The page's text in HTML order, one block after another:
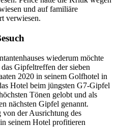
und auf familiäre
verwiesen.
wiederum möchte
Gipfeltreffen der sieben
2020 in seinem Golfhotel in
Hotel beim jüngsten G7-Gipfel
Tönen gelobt und als
nächsten Gipfel genannt.
von der Ausrichtung des
seinem Hotel profitieren